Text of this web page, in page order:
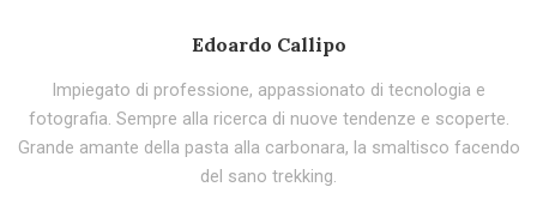
Edoardo Callipo
Impiegato di professione, appassionato di tecnologia e
fotografia. Sempre alla ricerca di nuove tendenze e scoperte.
Grande amante della pasta alla carbonara, la smaltisco facendo
del sano trekking.